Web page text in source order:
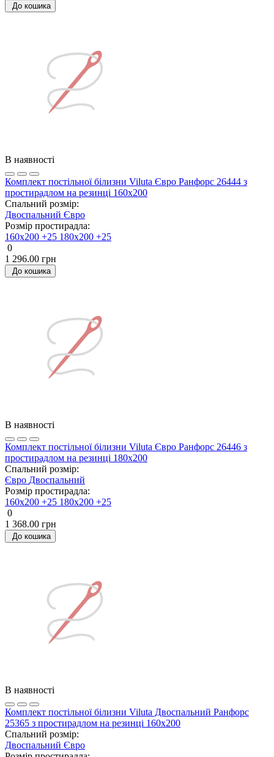
До кошика
В наявності
Комплект постільної білизни Viluta Євро Ранфорс 26444 з
простирадлом на резинці 160х200
Спальний розмір:
Двоспальний Євро
Розмір простирадла:
160х200 +25 180х200 +25
0
1 296.00 грн
До кошика
В наявності
Комплект постільної білизни Viluta Євро Ранфорс 26446 з
простирадлом на резинці 180х200
Спальний розмір:
Євро Двоспальний
Розмір простирадла:
160х200 +25 180х200 +25
0
1 368.00 грн
До кошика
В наявності
Комплект постільної білизни Viluta Двоспальний Ранфорс
25365 з простирадлом на резинці 160х200
Спальний розмір:
Двоспальний Євро